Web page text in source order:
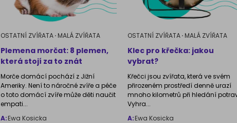
OSTATNÍ ZVÍŘATA MALÁ ZVÍŘATA
Plemena morčat: 8 plemen,
která stojí za to znát
Morče domácí pochází z Jižní
Ameriky. Není to náročné zvíře a péče
o toto domácí zvíře může děti naučit
empati...
A:Ewa Kosicka
OSTATNÍ ZVÍŘATA MALÁ ZVÍŘATA
Klec pro křečka: jakou
vybrat?
Křečci jsou zvířata, která ve svém
přirozeném prostředí denně urazí
mnoho kilometrů při hledání
Vyhra...
A:Ewa Kosicka